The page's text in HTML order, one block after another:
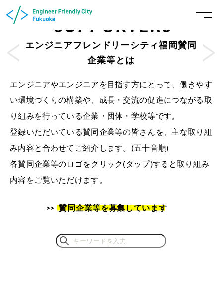
SUPPORTERS
エンジニアフレンドリーシティ福岡賛同
企業等とは
エンジニアやエンジニアを目指す方にとって、働きやす
い環境づくりの構築や、
成長・交流の促進につながる取
り組みを行っている企業・団体・学校等です。
登録いただいている賛同企業等の皆さんを、主な取り組
み内容と合わせてご紹介します。(五十音順)
各賛同企業等のロゴをクリック(タップ)すると取り組み
内容をご覧いただけます。
賛同企業等を募集しています